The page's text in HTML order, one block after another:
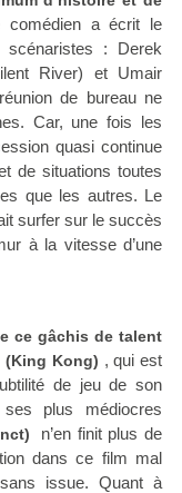
a écrit le
: Derek
River) et Umair
de bureau ne
Car, une fois les
quasi continue
de situations toutes
que les autres. Le
surfer sur le succès
à la vitesse d’une
ce gâchis de talent
(King Kong) , qui est
de jeu de son
plus médiocres
n’en finit plus de
dans ce film mal
issue. Quant à